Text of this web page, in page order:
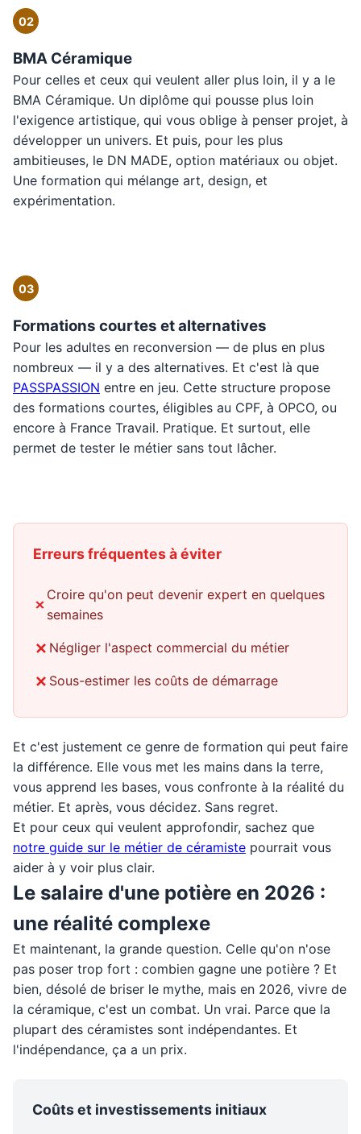
02
BMA Céramique
Pour celles et ceux qui veulent aller plus loin, il y a le
BMA Céramique. Un diplôme qui pousse plus loin
l'exigence artistique, qui vous oblige à penser projet, à
développer un univers. Et puis, pour les plus
ambitieuses, le DN MADE, option matériaux ou objet.
Une formation qui mélange art, design, et
expérimentation.
03
Formations courtes et alternatives
Pour les adultes en reconversion — de plus en plus
nombreux — il y a des alternatives. Et c'est là que
PASSPASSION entre en jeu. Cette structure propose
des formations courtes, éligibles au CPF, à OPCO, ou
encore à France Travail. Pratique. Et surtout, elle
permet de tester le métier sans tout lâcher.
Erreurs fréquentes à éviter
Croire qu'on peut devenir expert en quelques
semaines
Négliger l'aspect commercial du métier
Sous-estimer les coûts de démarrage
Et c'est justement ce genre de formation qui peut faire
la différence. Elle vous met les mains dans la terre,
vous apprend les bases, vous confronte à la réalité du
métier. Et après, vous décidez. Sans regret.
Et pour ceux qui veulent approfondir, sachez que
notre guide sur le métier de céramiste pourrait vous
aider à y voir plus clair.
Le salaire d'une potière en 2026 :
une réalité complexe
Et maintenant, la grande question. Celle qu'on n'ose
pas poser trop fort : combien gagne une potière ? Et
bien, désolé de briser le mythe, mais en 2026, vivre de
la céramique, c'est un combat. Un vrai. Parce que la
plupart des céramistes sont indépendantes. Et
l'indépendance, ça a un prix.
Coûts et investissements initiaux